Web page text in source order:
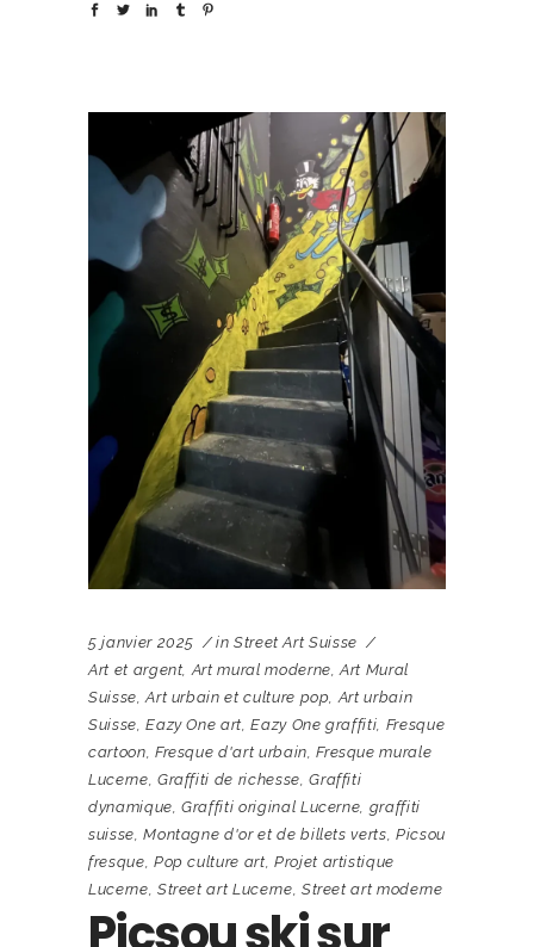
5 janvier 2025 in Street Art Suisse
Art et argent Art mural moderne ,Art Mural
Suisse ,Art urbain et culture pop Art urbain
Suisse ,Eazy One art ,Eazy One graffiti Fresque
cartoon Fresque d'art urbain ,Fresque murale
Lucerne Graffiti de richesse ,Graffiti
dynamique ,Graffiti original Lucerne graffiti
suisse ,Montagne d'or et de billets verts Picsou
fresque Pop culture art Projet artistique
Lucerne Street art Lucerne Street art moderne